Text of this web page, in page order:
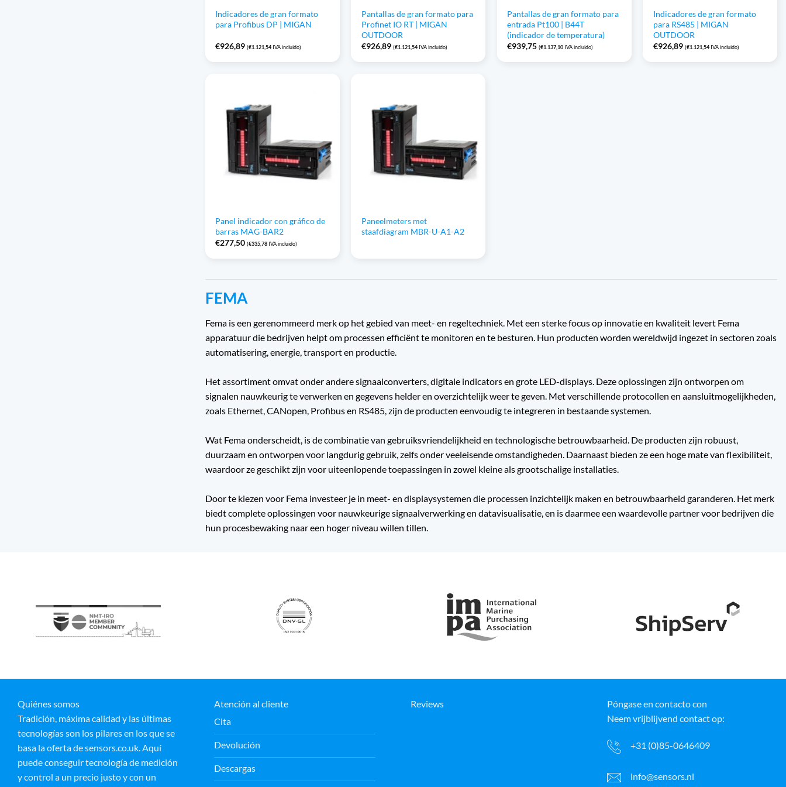
Indicadores de gran formato
para Profibus DP | MIGAN
€926,89 (€1.121,54 IVA incluido)
Pantallas de gran formato para
Profinet IO RT | MIGAN
OUTDOOR
€926,89 (€1.121,54IVA incluido)
Pantallas de gran formato para
entrada Pt100 | B44T
(indicador de temperatura)
€939,75 (€1.137,10 IVA incluido)
Indicadores de gran formato
para RS485 | MIGAN
OUTDOOR
€926,89 (€1.121,54IVA incluido)
Panel indicador con gráfico de
barras MAG-BAR2
€277,50 (€335,78 IVA incluido)
Paneelmeters met
staafdiagram MBR-U-A1-A2
FEMA
Fema is een gerenommeerd merk op het gebied van meet- en regeltechniek. Met een sterke focus op innovatie en kwaliteit levert Fema
apparatuur die bedrijven helpt om processen efficiënt te monitoren en te besturen. Hun producten worden wereldwijd ingezet in sectoren zoals
automatisering, energie, transport en productie.
Het assortiment omvat onder andere signaalconverters, digitale indicators en grote LED-displays. Deze oplossingen zijn ontworpen om
signalen nauwkeurig te verwerken en gegevens helder en overzichtelijk weer te geven. Met verschillende protocollen en aansluitmogelijkheden,
zoals Ethernet, CANopen, Profibus en RS485, zijn de producten eenvoudig te integreren in bestaande systemen.
Wat Fema onderscheidt, is de combinatie van gebruiksvriendelijkheid en technologische betrouwbaarheid. De producten zijn robuust,
duurzaam en ontworpen voor langdurig gebruik, zelfs onder veeleisende omstandigheden. Daarnaast bieden ze een hoge mate van flexibiliteit,
waardoor ze geschikt zijn voor uiteenlopende toepassingen in zowel kleine als grootschalige installaties.
Door te kiezen voor Fema investeer je in meet- en displaysystemen die processen inzichtelijk maken en betrouwbaarheid garanderen. Het merk
biedt complete oplossingen voor nauwkeurige signaalverwerking en datavisualisatie, en is daarmee een waardevolle partner voor bedrijven die
hun procesbewaking naar een hoger niveau willen tillen.
Quiénes somos
Tradición, máxima calidad y las últimas
tecnologías son los pilares en los que se
basa la oferta de sensors.co.uk. Aquí
puede conseguir tecnología de medición
y control a un precio justo y con un
Atención al cliente
Cita
Devolución
Descargas
Reviews
Póngase en contacto con
Neem vrijblijvend contact op:
+31 (0)85-0646409
info@sensors.nl